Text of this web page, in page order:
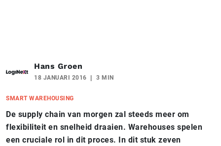
Hans Groen
18 JANUARI 2016 3 MIN
SMART WAREHOUSING
De supply chain van morgen zal steeds meer om
flexibiliteit en snelheid draaien. Warehouses spelen
een cruciale rol in dit proces. In dit stuk zeven